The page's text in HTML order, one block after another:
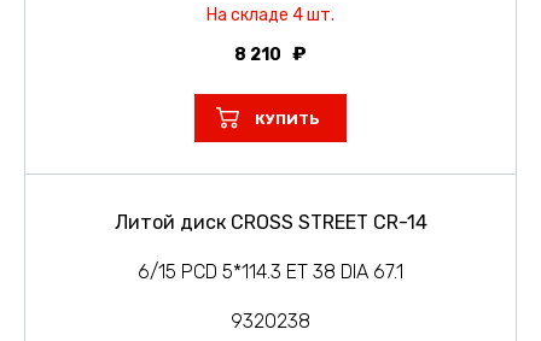
На складе 4 шт.
8 210
КУПИТЬ
Литой диск CROSS STREET CR-14
6/15 PCD 5*114.3 ET 38 DIA 67.1
9320238